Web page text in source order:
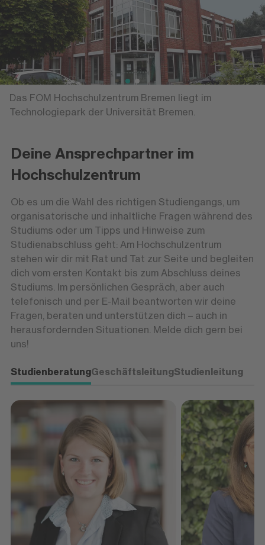
Das FOM Hochschulzentrum Bremen liegt im
Technologiepark der Universität Bremen.
Deine Ansprechpartner im
Hochschulzentrum
Ob es um die Wahl des richtigen Studiengangs, um
organisatorische und inhaltliche Fragen während des
Studiums oder um Tipps und Hinweise zum
Studienabschluss geht: Am Hochschulzentrum
stehen wir dir mit Rat und Tat zur Seite und begleiten
dich vom ersten Kontakt bis zum Abschluss deines
Studiums. Im persönlichen Gespräch, aber auch
telefonisch und per E-Mail beantworten wir deine
Fragen, beraten und unterstützen dich – auch in
herausfordernden Situationen. Melde dich gern bei
uns!
StudienberatungGeschäftsleitungStudienleitung